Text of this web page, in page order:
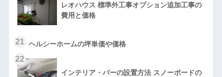
レオハウス 標準外工事オプション追加工事の
費用と価格
21 ヘルシーホームの坪単価や価格
22
インテリア・バーの設置方法 スノーボードの